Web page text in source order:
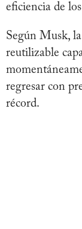
eficiencia de
Según Musk,
reutilizable
regresar con
récord.